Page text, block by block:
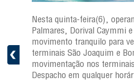
Nesta quinta-feira(6),
Palmares, Dorival Caymmi
movimento tranquilo para
terminais São Joaquim e
movimentação nos
Despacho em qualquer